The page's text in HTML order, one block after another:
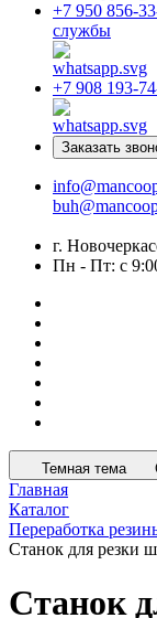
+7 950 856-
службы
+7 908 193-
Заказать
г.
Пн - Пт: с
Темная тема
Главная
Каталог
Переработка
Станок для резки
Станок